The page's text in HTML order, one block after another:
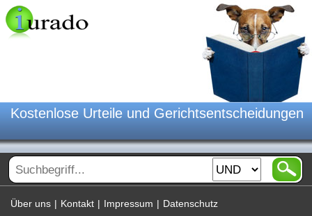
Kostenlose Urteile und Gerichtsentscheidungen
Über uns | Kontakt | Impressum | Datenschutz